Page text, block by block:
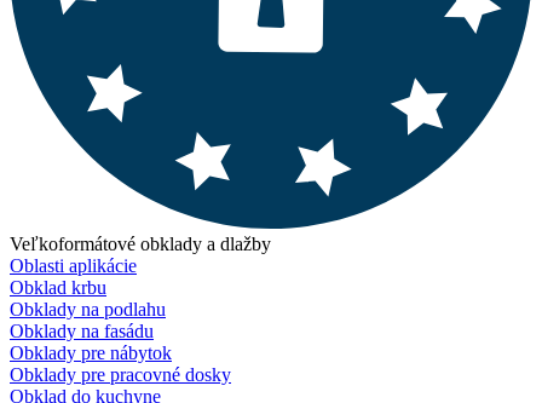
Veľkoformátové obklady a dlažby
Oblasti aplikácie
Obklad krbu
Obklady na podlahu
Obklady na fasádu
Obklady pre nábytok
Obklady pre pracovné dosky
Obklad do kuchyne